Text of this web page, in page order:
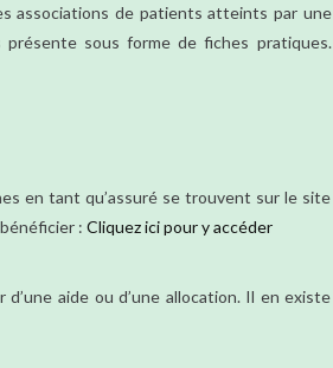
associations de patients atteints par une
présente sous forme de fiches pratiques.
en tant qu’assuré se trouvent sur le site
: Cliquez ici pour y accéder
aide ou d’une allocation. Il en existe